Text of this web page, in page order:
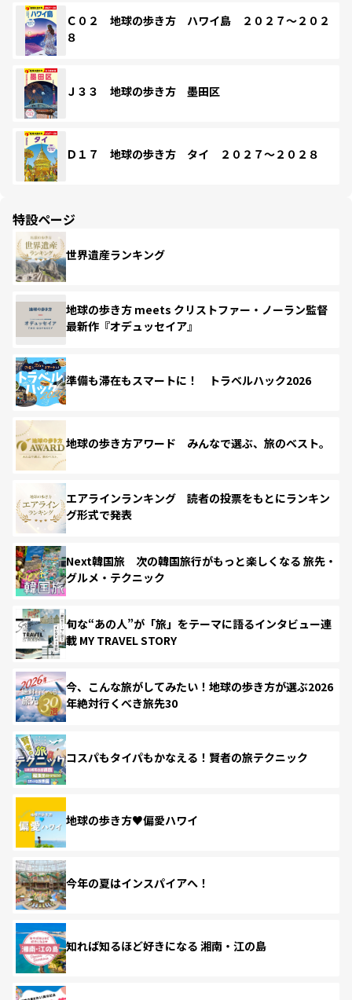
Ｃ０２ 地球の歩き方 ハワイ島 ２０２７～２０２
８
Ｊ３３ 地球の歩き方 墨田区
Ｄ１７ 地球の歩き方 タイ ２０２７～２０２８
特設ページ
世界遺産ランキング
地球の歩き方 meets クリストファー・ノーラン監督
最新作『オデュッセイア』
準備も滞在もスマートに！ トラベルハック2026
地球の歩き方アワード みんなで選ぶ、旅のベスト。
エアラインランキング 読者の投票をもとにランキン
グ形式で発表
Next韓国旅 次の韓国旅行がもっと楽しくなる 旅先・
グルメ・テクニック
旬な“あの人”が「旅」をテーマに語るインタビュー連
載 MY TRAVEL STORY
今、こんな旅がしてみたい！地球の歩き方が選ぶ2026
年絶対行くべき旅先30
コスパもタイパもかなえる！賢者の旅テクニック
地球の歩き方♥偏愛ハワイ
今年の夏はインスパイアへ！
知れば知るほど好きになる 湘南・江の島